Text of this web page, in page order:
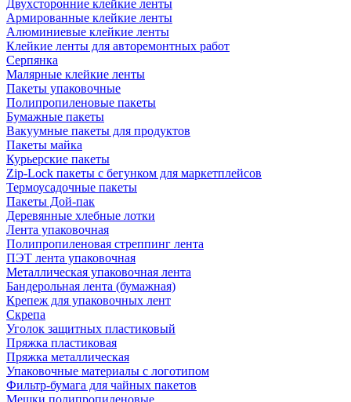
Двухсторонние клейкие ленты
Армированные клейкие ленты
Алюминиевые клейкие ленты
Клейкие ленты для авторемонтных работ
Серпянка
Малярные клейкие ленты
Пакеты упаковочные
Полипропиленовые пакеты
Бумажные пакеты
Вакуумные пакеты для продуктов
Пакеты майка
Курьерские пакеты
Zip-Lock пакеты с бегунком для маркетплейсов
Термоусадочные пакеты
Пакеты Дой-пак
Деревянные хлебные лотки
Лента упаковочная
Полипропиленовая стреппинг лента
ПЭТ лента упаковочная
Металлическая упаковочная лента
Бандерольная лента (бумажная)
Крепеж для упаковочных лент
Скрепа
Уголок защитных пластиковый
Пряжка пластиковая
Пряжка металлическая
Упаковочные материалы с логотипом
Фильтр-бумага для чайных пакетов
Мешки полипропиленовые